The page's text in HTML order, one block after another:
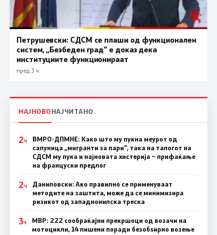
Петрушевски: СДСМ се плаши од функционален
систем, „Безбеден град“ е доказ дека
институциите функционираат
пред 3 ч.
НАЈНОВОНАЈЧИТАНО
2Ч
ВМРО-ДПМНЕ: Како што му пукна меурот од
сапуница „мигранти за пари“, така на талогот на
СДСМ му пука и најновата хистерија – прифаќање
на француски предлог
2Ч
Даниловски: Ако правилно се применуваат
методите на заштита, може да се минимизира
ризикот од западнонилска треска
3Ч
МВР: 222 сообраќајни прекршоци од возачи на
мотоцикли, 14 лишени поради безобѕирно возење